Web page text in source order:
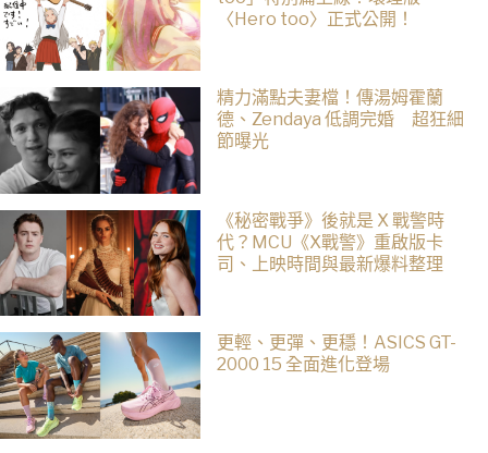
〈Hero too〉正式公開！
精力滿點夫妻檔！傳湯姆霍蘭
德、Zendaya 低調完婚 超狂細
節曝光
《秘密戰爭》後就是 X 戰警時
代？MCU《X戰警》重啟版卡
司、上映時間與最新爆料整理
更輕、更彈、更穩！ASICS GT-
2000 15 全面進化登場